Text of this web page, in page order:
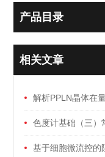
产品目录
相关文章
解析PPLN晶体在
（一）：应用技术
色度计基础（三）
基于细胞微流控的